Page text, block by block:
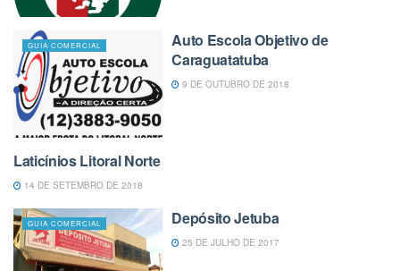
GUIA COMERCIAL
Auto Escola Objetivo de
Caraguatatuba
9 DE OUTUBRO DE 2018
GUIA COMERCIAL
Laticínios Litoral Norte
14 DE SETEMBRO DE 2018
GUIA COMERCIAL Depósito Jetuba
25 DE JULHO DE 2017